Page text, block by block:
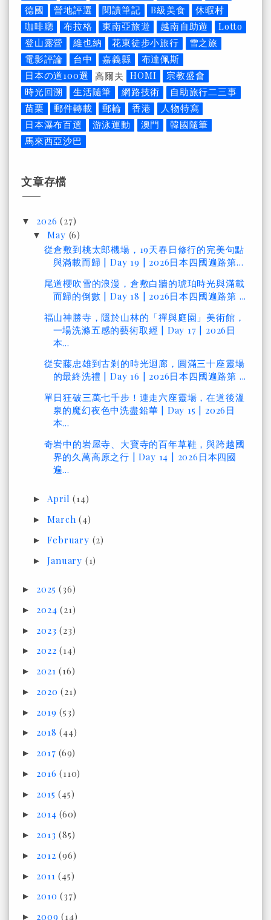
德國
營地評選 閱讀筆記 B級美食
休暇村
咖啡廳
布拉格 東南亞旅遊 越南自助遊
Lotto
登山露營
維也納 花東徒步小旅行
雪之旅
電影評論
台中 嘉義縣
布達佩斯
日本の道100選
高爾夫 HOMI
宗教盛會
時光回溯
生活隨筆 網路技術
自助旅行二三事
苗栗
郵件轉載 郵輪 香港
人物特寫
日本瀑布百選
游泳運動 澳門
韓國隨筆
馬來西亞沙巴
文章存檔
▼ 2026(27)
▼May (6)
從倉敷到桃太郎機場，19天春日修行的完美句點
與滿載而歸 | Day 19 | 2026日本四國遍路第...
尾道櫻吹雪的浪漫，倉敷白牆的琥珀時光與滿載
而歸的倒數 | Day 18 | 2026日本四國遍路第 ...
福山神勝寺，隱於山林的「禪與庭園」美術館，
一場洗滌五感的藝術取經 | Day 17 | 2026日
本...
從安藤忠雄到古剎的時光迴廊，圓滿三十座靈場
的最終洗禮 | Day 16 | 2026日本四國遍路第 ...
單日狂破三萬七千步！連走六座靈場，在道後溫
泉的魔幻夜色中洗盡鉛華 | Day 15 | 2026日
本...
奇岩中的岩屋寺、大寶寺的百年草鞋，與跨越國
界的久萬高原之行 | Day 14 | 2026日本四國
遍...
► April(14)
►March(4)
►February (2)
►January (1)
► 2025(36)
► 2024(21)
► 2023(23)
► 2022(14)
► 2021(16)
► 2020(21)
► 2019(53)
► 2018(44)
► 2017(69)
► 2016(110)
► 2015(45)
► 2014(60)
► 2013(85)
► 2012(96)
► 2011(45)
► 2010(37)
► 2009(14)